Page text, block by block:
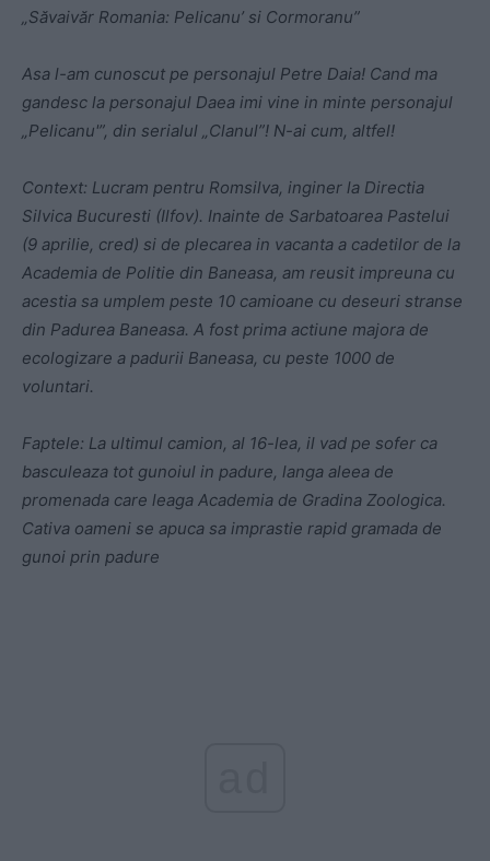
„Săvaivăr Romania: Pelicanu’ si Cormoranu”
Asa l-am cunoscut pe personajul Petre Daia! Cand ma
gandesc la personajul Daea imi vine in minte personajul
„Pelicanu'”, din serialul „Clanul”! N-ai cum, altfel!
Context: Lucram pentru Romsilva, inginer la Directia
Silvica Bucuresti (Ilfov). Inainte de Sarbatoarea Pastelui
(9 aprilie, cred) si de plecarea in vacanta a cadetilor de la
Academia de Politie din Baneasa, am reusit impreuna cu
acestia sa umplem peste 10 camioane cu deseuri stranse
din Padurea Baneasa. A fost prima actiune majora de
ecologizare a padurii Baneasa, cu peste 1000 de
voluntari.
Faptele: La ultimul camion, al 16-lea, il vad pe sofer ca
basculeaza tot gunoiul in padure, langa aleea de
promenada care leaga Academia de Gradina Zoologica.
Cativa oameni se apuca sa imprastie rapid gramada de
gunoi prin padure